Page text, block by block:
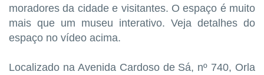
moradores da cidade e visitantes. O espaço é muito
mais que um museu interativo. Veja detalhes do
espaço no vídeo acima.
Localizado na Avenida Cardoso de Sá, nº 740, Orla